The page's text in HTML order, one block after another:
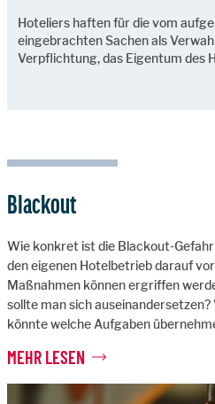
Hoteliers haften für die vom
eingebrachten Sachen als
Verpflichtung, das Eigentum des
Blackout
Wie konkret ist die Blackout-
den eigenen Hotelbetrieb darauf
Maßnahmen können ergriffen
sollte man sich
könnte welche Aufgaben
MEHR LESEN